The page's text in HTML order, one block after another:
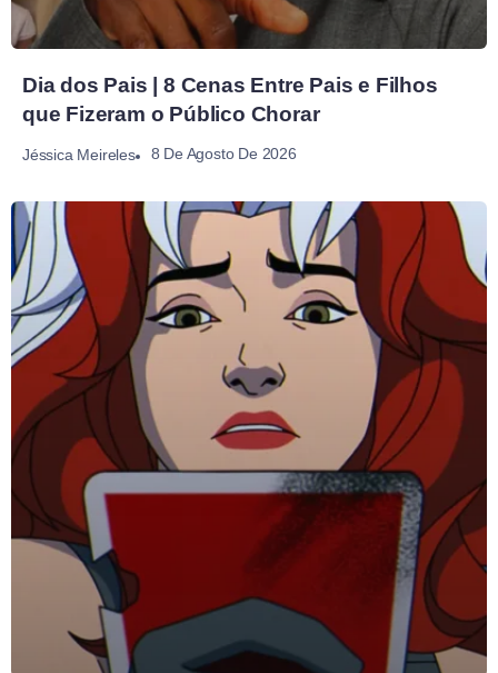
Dia dos Pais | 8 Cenas Entre Pais e Filhos
que Fizeram o Público Chorar
Jéssica Meireles 8 De Agosto De 2026